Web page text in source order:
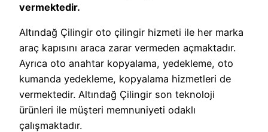
vermektedir.
Altındağ Çilingir oto çilingir hizmeti ile her marka
araç kapısını araca zarar vermeden açmaktadır.
Ayrıca oto anahtar kopyalama, yedekleme, oto
kumanda yedekleme, kopyalama hizmetleri de
vermektedir. Altındağ Çilingir son teknoloji
ürünleri ile müşteri memnuniyeti odaklı
çalışmaktadır.